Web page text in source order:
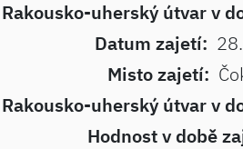
Rakousko-uherský útvar v
Datum zajetí:
Misto zajetí:
Rakousko-uherský útvar v
Hodnost v době